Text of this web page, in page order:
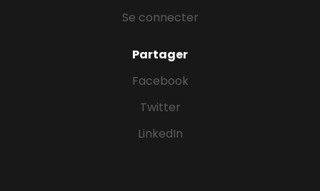
Se connecter
Partager
Facebook
Twitter
LinkedIn